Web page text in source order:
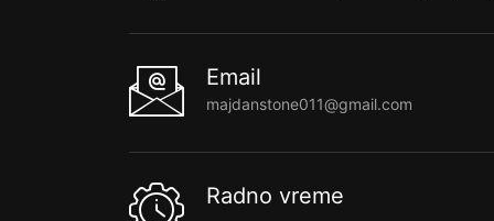
Email
majdanstone011@gmail.com
Radno vreme